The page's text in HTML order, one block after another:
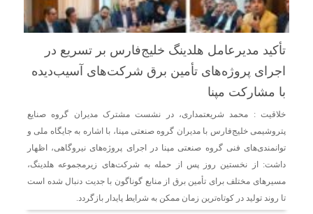
تأکید مدیرعامل هلدینگ خلیج‌فارس بر تسریع در
اجرای پروژه‌های تأمین برق شرکت‌های آسیب‌دیده
با مشارکت مپنا
خلاقیت : محمد شریعتمداری، در نشست مشترک مدیران گروه صنایع
پتروشیمی خلیج‌فارس با مدیران گروه صنعتی مپنا، با اشاره به جایگاه ملی و
توانمندی‌های فنی گروه صنعتی مپنا در اجرای پروژه‌های نیروگاهی، اظهار
داشت: از نخستین روز پس از حمله به شرکت‌های زیرمجموعه هلدینگ،
مسیرهای مختلف برای تأمین برق از منابع گوناگون با جدیت دنبال شده است
تا روند تولید در کوتاه‌ترین زمان ممکن به شرایط پایدار بازگردد.